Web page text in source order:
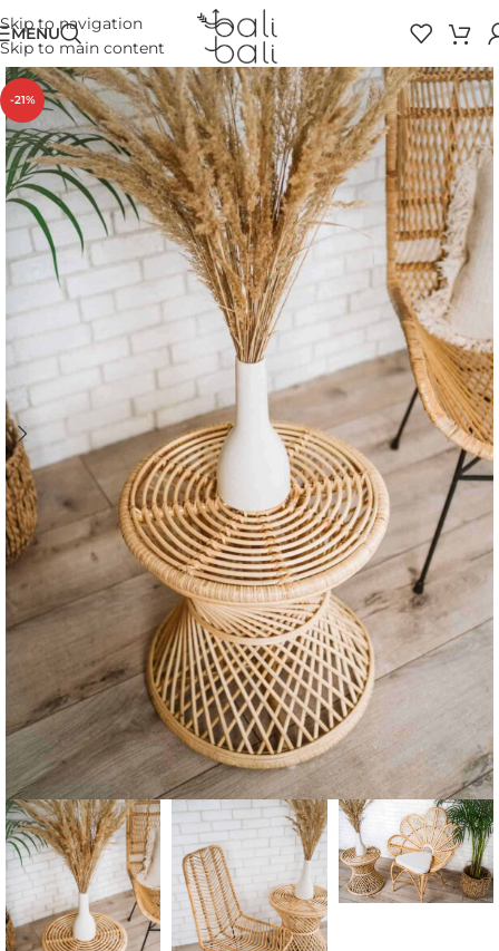
Skip to navigation
Skip to main content
MENU
-21%